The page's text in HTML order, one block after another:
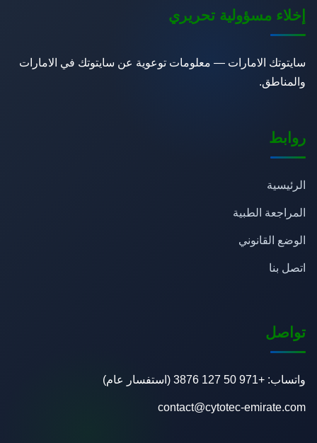
إخلاء مسؤولية تحريري
سايتوتك الامارات — معلومات توعوية عن سايتوتك في الامارات
والمناطق.
روابط
الرئيسية
المراجعة الطبية
الوضع القانوني
اتصل بنا
تواصل
واتساب: +971 50 127 3876 (استفسار عام)
contact@cytotec-emirate.com